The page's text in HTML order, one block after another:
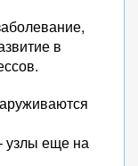
в
узлы еще на